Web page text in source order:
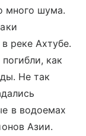
много шума.
реке Ахтубе.
как
Не так
в водоемах
Азии.